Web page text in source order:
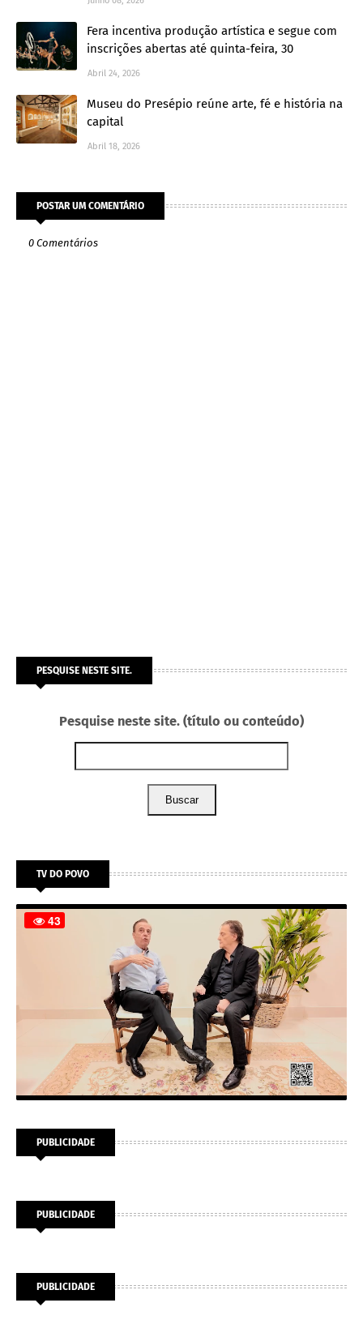
Fera incentiva produção artística e segue com
inscrições abertas até quinta-feira, 30
Abril 24, 2026
Museu do Presépio reúne arte, fé e história na
capital
Abril 18, 2026
POSTAR UM COMENTÁRIO
0 Comentários
PESQUISE NESTE SITE.
Pesquise neste site. (título ou conteúdo)
Buscar
TV DO POVO
PUBLICIDADE
PUBLICIDADE
PUBLICIDADE